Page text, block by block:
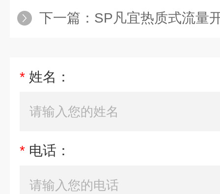
下一篇： SP凡宜热质式流量
* 姓名：
* 电话：